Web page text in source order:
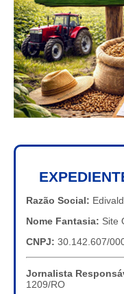
Razão Social:
Nome Fantasia: Site
CNPJ: 30.142.607/
Jornalista
1209/RO